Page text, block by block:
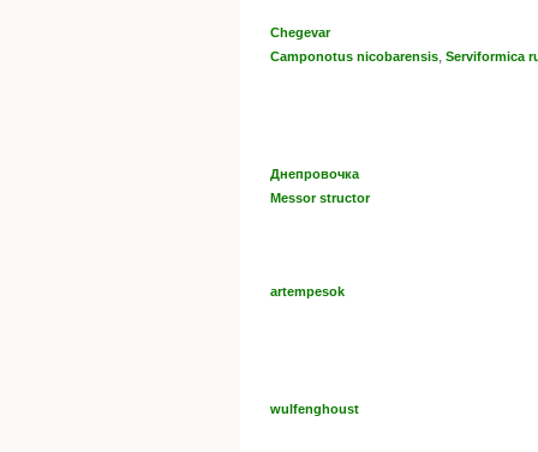
Chegevar
Camponotus nicobarensis, Serviformica
Днепровочка
Messor structor
artempesok
wulfenghoust